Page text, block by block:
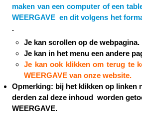
maken van een computer of een
WEERGAVE en dit volgens het
.
Je kan scrollen op de webpagina.
Je kan in het menu een andere
Je kan ook klikken om terug te
WEERGAVE van onze website.
Opmerking: bij het klikken op linken
derden zal deze inhoud worden
WEERGAVE.